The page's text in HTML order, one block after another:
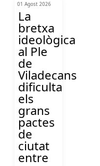
01 Agost 2026
La
bretxa
ideològica
al Ple
de
Viladecans
dificulta
els
grans
pactes
de
ciutat
entre